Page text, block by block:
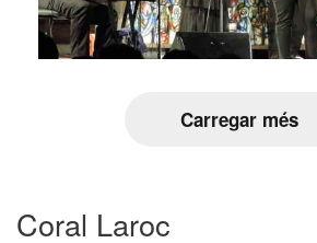
Carregar més
Coral Laroc